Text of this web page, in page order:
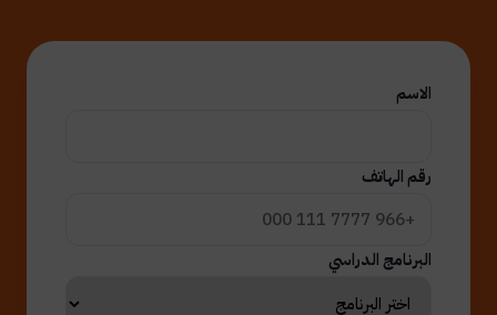
الاسم
رقم الهاتف
البرنامج الدراسي